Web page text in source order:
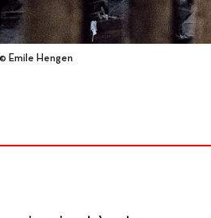
© Emile Hengen